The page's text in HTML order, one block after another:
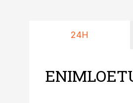
24H